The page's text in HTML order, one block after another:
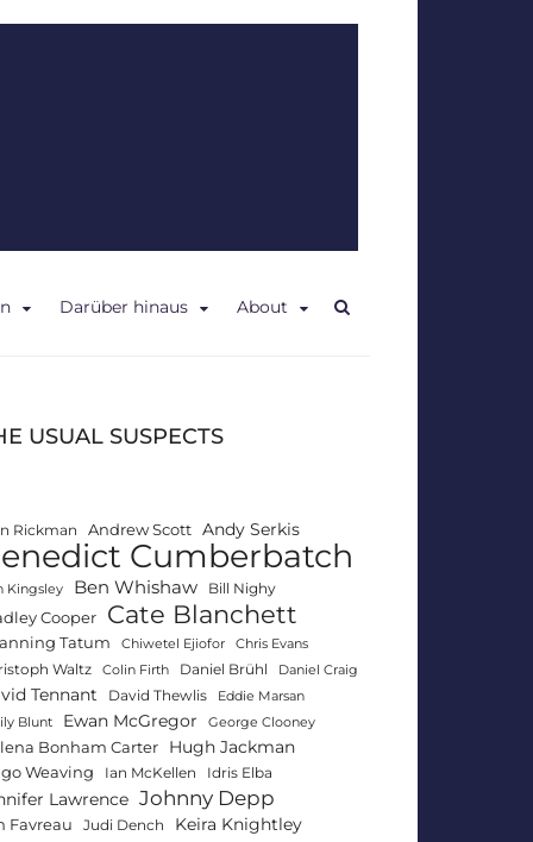
Darüber hinaus About
USUAL SUSPECTS
Rickman Andrew Scott Andy Serkis
Cumberbatch
Kingsley Ben Whishaw Bill Nighy
Cooper Cate Blanchett
Tatum Chiwetel Ejiofor Chris Evans
Waltz Colin Firth Daniel Brühl Daniel Craig
Tennant David Thewlis
Eddie Marsan
Blunt
Ewan McGregor George Clooney
Bonham Carter Hugh Jackman
Weaving Ian McKellen Idris Elba
Lawrence Johnny Depp
Favreau Judi Dench
Keira Knightley